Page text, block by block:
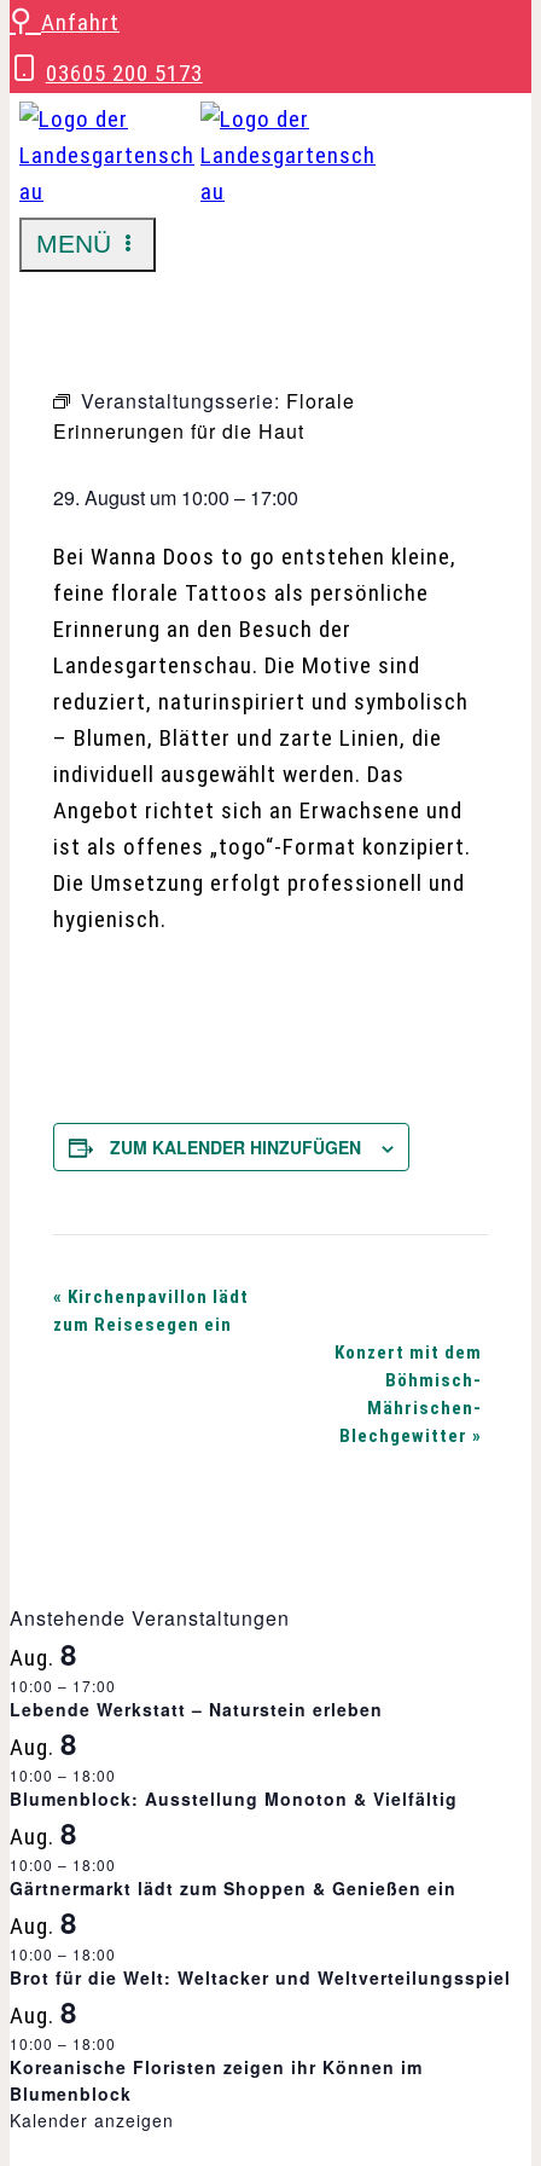
Zum
Inhalt
springen
⚲ Anfahrt
03605 200 5173
MENÜ
Veranstaltungsserie: Florale
Erinnerungen für die Haut
29. August um 10:00 – 17:00
Bei Wanna Doos to go entstehen kleine,
feine florale Tattoos als persönliche
Erinnerung an den Besuch der
Landesgartenschau. Die Motive sind
reduziert, naturinspiriert und symbolisch
– Blumen, Blätter und zarte Linien, die
individuell ausgewählt werden. Das
Angebot richtet sich an Erwachsene und
ist als offenes „togo“-Format konzipiert.
Die Umsetzung erfolgt professionell und
hygienisch.
ZUM KALENDER HINZUFÜGEN
V
t
a
l
t
u
n
g
-
N
a
v
« Kirchenpavillon lädt
zum Reisesegen ein
Konzert mit dem
Böhmisch-
Mährischen-
Blechgewitter »
Anstehende Veranstaltungen
Aug. 8
10:00 – 17:00
Lebende Werkstatt – Naturstein erleben
Aug. 8
10:00 – 18:00
Blumenblock: Ausstellung Monoton & Vielfältig
Aug. 8
10:00 – 18:00
Gärtnermarkt lädt zum Shoppen & Genießen ein
Aug. 8
10:00 – 18:00
Brot für die Welt: Weltacker und Weltverteilungsspiel
Aug. 8
10:00 – 18:00
Koreanische Floristen zeigen ihr Können im
Blumenblock
Kalender anzeigen